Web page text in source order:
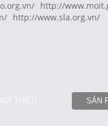
http://
http://www.sla.org.vn/
THIỆU SẢN